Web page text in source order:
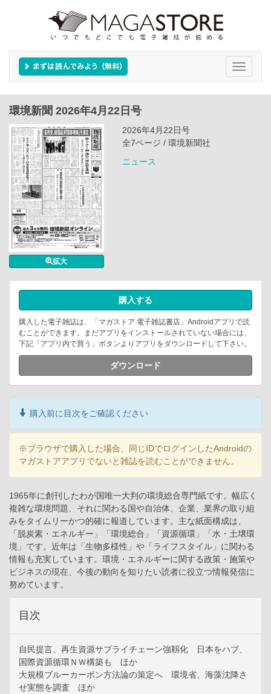
Toggle
環境新聞 2026年4月22日号
拡大
2026年4月22日号
全7ページ / 環境新聞社
ニュース
購入する
購入した電子雑誌は、「マガストア 電子雑誌書店」Androidアプリで読
むことができます。まだアプリをインストールされていない場合には、
下記「アプリ内で買う」ボタンよりアプリをダウンロードして下さい。
ダウンロード
購入前に目次をご確認ください
※ブラウザで購入した場合、同じIDでログインしたAndroidの
マガストアアプリでないと雑誌を読むことができません。
1965年に創刊したわが国唯一大判の環境総合専門紙です。幅広く
複雑な環境問題、それに関わる国や自治体、企業、業界の取り組
みをタイムリーかつ的確に報道しています。主な紙面構成は、
「脱炭素・エネルギー」「環境総合」「資源循環」「水・土壌環
境」です。近年は「生物多様性」や「ライフスタイル」に関わる
情報も充実しています。環境・エネルギーに関する政策・施策や
ビジネスの現在、今後の動向を知りたい読者に役立つ情報発信に
努めています。
目次
自民提言、再生資源サプライチェーン強靱化 日本をハブ、
国際資源循環ＮＷ構築も ほか
大規模ブルーカーボン方法論の策定へ 環境省、海藻沈降さ
せ実態を調査 ほか